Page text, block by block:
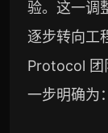
验。这一调
逐步转向工
Protocol 团
一步明确为：